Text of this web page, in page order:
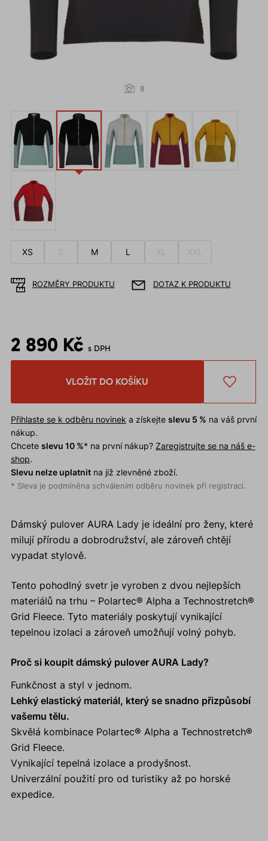
8
XS S M L XL XXL
ROZMĚRY PRODUKTU DOTAZ K PRODUKTU
2 890 Kč s DPH
VLOŽIT DO KOŠÍKU
Přihlaste se k odběru novinek a získejte slevu 5 % na váš první
nákup.
Chcete slevu 10 %* na první nákup? Zaregistrujte se na náš e-
shop.
Slevu nelze uplatnitna již zlevněné zboží.
* Sleva je podmíněna schválením odběru novinek při registraci.
Dámský pulover AURA Lady je ideální pro ženy, které
milují přírodu a dobrodružství, ale zároveň chtějí
vypadat stylově.
Tento pohodlný svetr je vyroben z dvou nejlepších
materiálů na trhu – Polartec® Alpha a Technostretch®
Grid Fleece. Tyto materiály poskytují vynikající
tepelnou izolaci a zároveň umožňují volný pohyb.
Proč si koupit dámský pulover AURA Lady?
Funkčnost a styl v jednom.
Lehký elastický materiál, který se snadno přizpůsobí
vašemu tělu.
Skvělá kombinace Polartec® Alpha a Technostretch®
Grid Fleece.
Vynikající tepelná izolace a prodyšnost.
Univerzální použití pro od turistiky až po horské
expedice.